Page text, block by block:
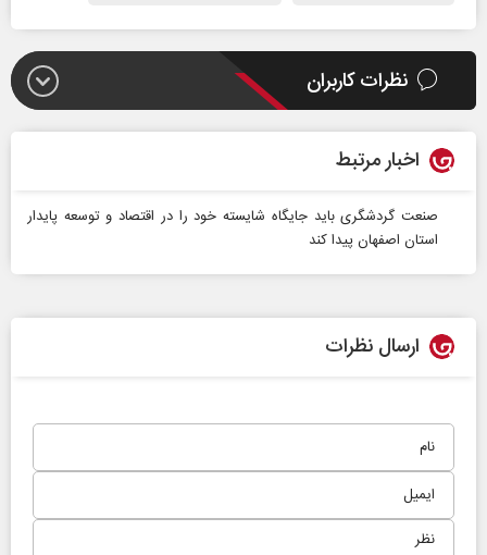
نظرات کاربران
اخبار مرتبط
صنعت گردشگری باید جایگاه شایسته خود را در اقتصاد و توسعه پایدار
استان اصفهان پیدا کند
ارسال نظرات